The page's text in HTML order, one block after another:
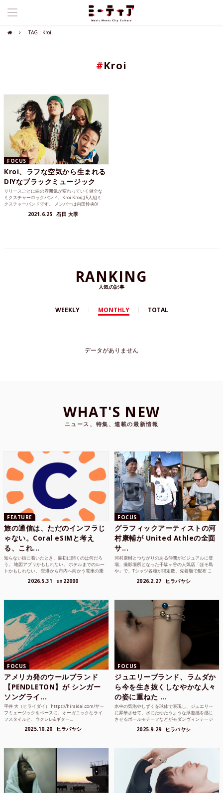
TAG : Kroi
#Kroi
FOCUS
Kroi、ラフな空気から生まれる
DIYなブラックミュージック
リリースごとに曲の雰囲気が変わっていく健全な
ミクスチャーロックバンド、Kroi Kroiは5人組ミ
クスチャーバンドです。 メンバーは内⽥怜央(V
2021.6.25 石田 大季
RANKING
人気の記事
WEEKLY MONTHLY TOTAL
データがありません
WHAT'S NEW
ニュース、特集、連載の最新情報
FEATURE
旅の通信は、ただのインフラじ
ゃない。Coral eSIMと考え
る、これ...
知らない街に着いたとき、最初に開くのは何だろ
う。 地図アプリかもしれない。 ホテルまでのルー
トかもしれない。 空港から市内へ向かう電車の乗
2026.5.31 sn22000
FOCUS
グラフィックアーティストの河
村康輔が United Athleの全面
サ...
河村康輔とつながりのある仲間がビジュアルに登
場。撮影場所となった千駄ヶ谷の人気店「ほそ島
や」で、Tシャツ各種が限定数、先着順で配布 こ
2026.2.27 ヒラバヤシ
FOCUS
アメリカ発のウールブランド
【PENDLETON】が シンガー
ソングライ...
平井 大（ヒライダイ） https://hiraidai.com/サー
フミュージックをベースに、オーガニックなライ
フスタイルと、ウクレレ&ギター...
2025.10.20 ヒラバヤシ
FOCUS
ジュエリーブランド、ラムダか
ら今を生き抜くしなやかな人々
の姿に重ねた ...
水中の気泡やしずくを球体で表現し、ジュエリー
に昇華させて、水にたゆたうような浮遊感を感じ
させるボールモチーフなどがモダンヴィンテージ
2025.9.29 ヒラバヤシ